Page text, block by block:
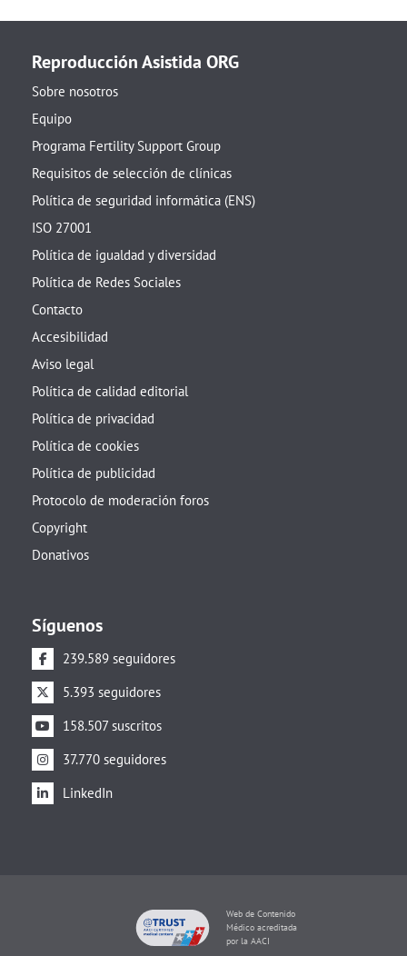
Reproducción Asistida ORG
Sobre nosotros
Equipo
Programa Fertility Support Group
Requisitos de selección de clínicas
Política de seguridad informática (ENS)
ISO 27001
Política de igualdad y diversidad
Política de Redes Sociales
Contacto
Accesibilidad
Aviso legal
Política de calidad editorial
Política de privacidad
Política de cookies
Política de publicidad
Protocolo de moderación foros
Copyright
Donativos
Síguenos
239.589 seguidores
5.393 seguidores
158.507 suscritos
37.770 seguidores
LinkedIn
Web de Contenido
Médico acreditada
por la AACI